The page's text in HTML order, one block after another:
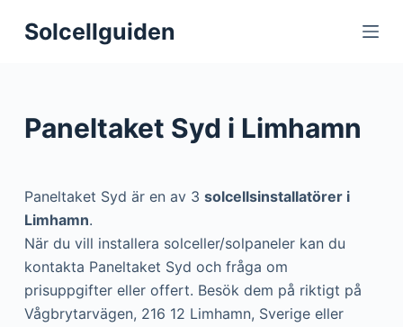
S
o
Solcellguiden
Paneltaket Syd i Limhamn
Paneltaket Syd är en av 3 solcellsinstallatörer i
Limhamn.
När du vill installera solceller/solpaneler kan du
kontakta Paneltaket Syd och fråga om
prisuppgifter eller offert. Besök dem på riktigt på
Vågbrytarvägen, 216 12 Limhamn, Sverige eller